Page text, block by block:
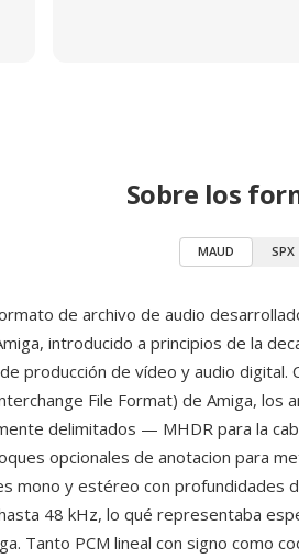
Sobre los
MAUD SPX
de archivo de audio
introducido a principios de la
producción de vídeo y audio
File Format) de Amiga, los
delimitados — MHDR para la
opcionales de anotacion para
mono y estéreo con profundidades
48 kHz, lo qué representaba
Tanto PCM lineal con signo como